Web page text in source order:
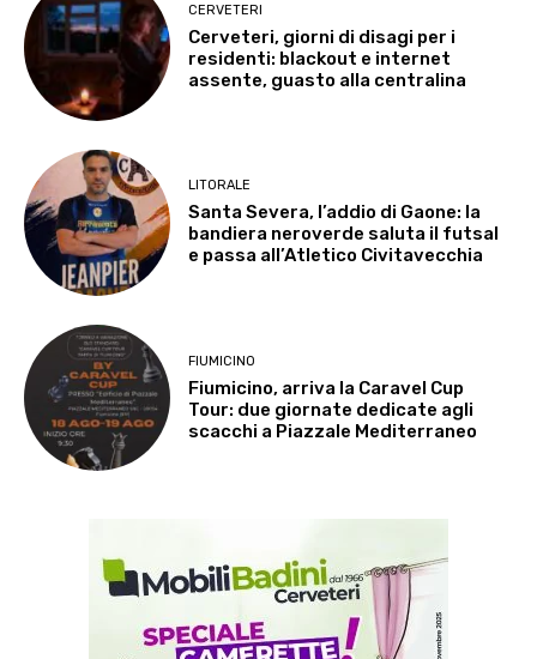
CERVETERI
Cerveteri, giorni di disagi per i
residenti: blackout e internet
assente, guasto alla centralina
LITORALE
Santa Severa, l’addio di Gaone: la
bandiera neroverde saluta il futsal
e passa all’Atletico Civitavecchia
FIUMICINO
Fiumicino, arriva la Caravel Cup
Tour: due giornate dedicate agli
scacchi a Piazzale Mediterraneo